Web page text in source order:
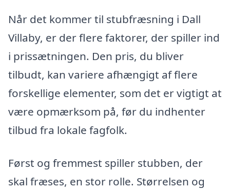
Når det kommer til stubfræsning i Dall
Villaby, er der flere faktorer, der spiller ind
i prissætningen. Den pris, du bliver
tilbudt, kan variere afhængigt af flere
forskellige elementer, som det er vigtigt at
være opmærksom på, før du indhenter
tilbud fra lokale fagfolk.
Først og fremmest spiller stubben, der
skal fræses, en stor rolle. Størrelsen og